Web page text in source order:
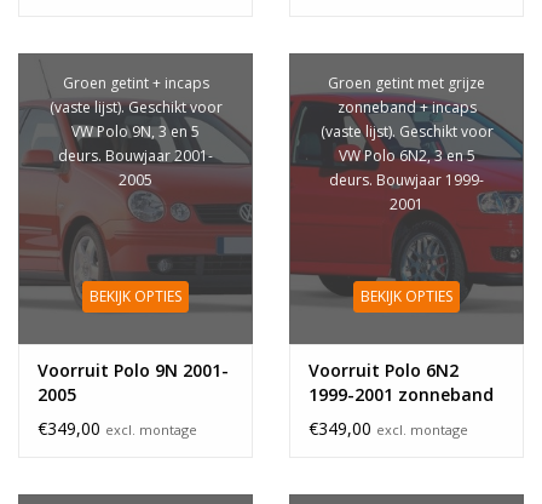
Groen getint + incaps
(vaste lijst). Geschikt voor
VW Polo 9N, 3 en 5
deurs. Bouwjaar 2001-
2005
BEKIJK OPTIES
Voorruit Polo 9N 2001-
2005
€349,00 excl. montage
Groen getint met grijze
zonneband + incaps
(vaste lijst). Geschikt voor
VW Polo 6N2, 3 en 5
deurs. Bouwjaar 1999-
2001
BEKIJK OPTIES
Voorruit Polo 6N2
1999-2001 zonneband
€349,00 excl. montage